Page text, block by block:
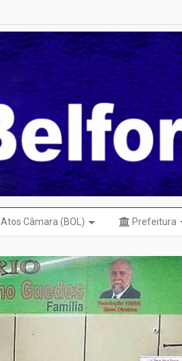
Atos Câmara (BOL) Prefeitura